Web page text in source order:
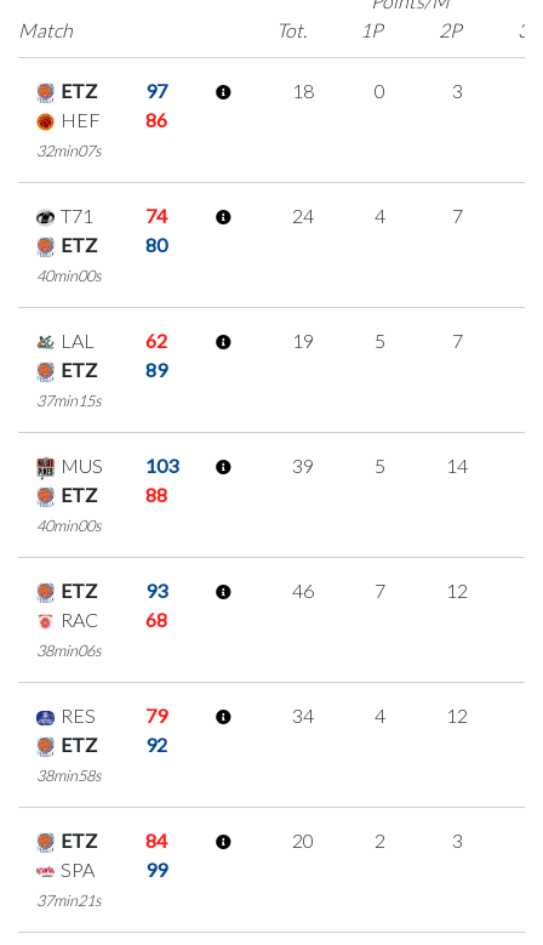
Match
Tot.
1P 2P 3P
ETZ
97
HEF
86
32min07s
18 0 3
T71
74
ETZ
80
40min00s
24 4 7
LAL
62
ETZ
89
37min15s
19 5 7
MUS
103
ETZ
88
40min00s
39 5 14
ETZ
93
RAC
68
38min06s
46 7 12
RES
79
ETZ
92
38min58s
34 4 12
ETZ
84
SPA
99
37min21s
20 2 3